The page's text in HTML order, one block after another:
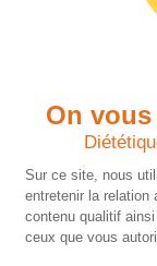
On
Sur ce site, nous
entretenir la relation
contenu qualitif
ceux que vous